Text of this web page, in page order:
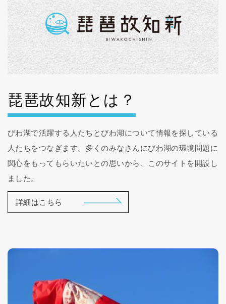
琵琶故知新とは？
びわ湖で活躍する人たちとびわ湖について情報を探している
人たちをつなぎます。多くのみなさんにびわ湖の環境問題に
関心をもってもらいたいとの思いから、このサイトを開設し
ました。
詳細はこちら